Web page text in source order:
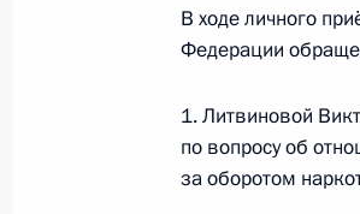
10 июля 2015
Исполнены
аппарата
Управления
по
В ходе личного
Федерации
1. Литвиновой
по вопросу об
за оборотом